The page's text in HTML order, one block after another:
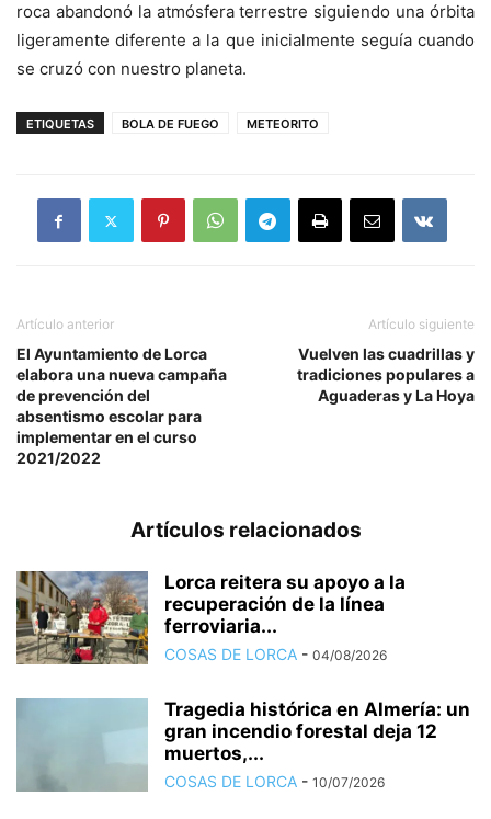
roca abandonó la atmósfera terrestre siguiendo una órbita
ligeramente diferente a la que inicialmente seguía cuando
se cruzó con nuestro planeta.
ETIQUETAS BOLA DE FUEGO METEORITO
Artículo anterior
El Ayuntamiento de Lorca
elabora una nueva campaña
de prevención del
absentismo escolar para
implementar en el curso
2021/2022
Artículo siguiente
Vuelven las cuadrillas y
tradiciones populares a
Aguaderas y La Hoya
Artículos relacionados
Lorca reitera su apoyo a la
recuperación de la línea
ferroviaria...
COSAS DE LORCA - 04/08/2026
Tragedia histórica en Almería: un
gran incendio forestal deja 12
muertos,...
COSAS DE LORCA - 10/07/2026